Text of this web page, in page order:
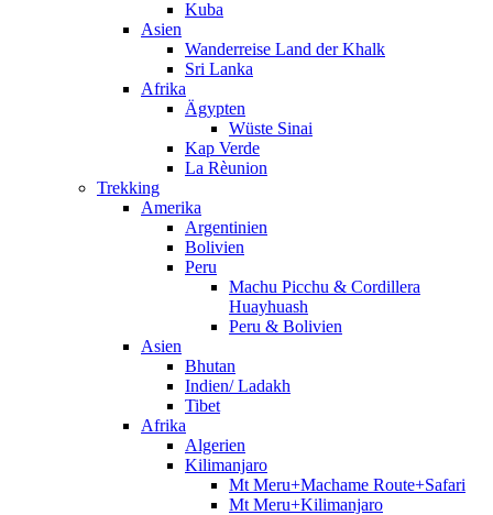
Kuba
Asien
Wanderreise Land der Khalk
Sri Lanka
Afrika
Ägypten
Wüste Sinai
Kap Verde
La Rèunion
Trekking
Amerika
Argentinien
Bolivien
Peru
Machu Picchu & Cordillera
Huayhuash
Peru & Bolivien
Asien
Bhutan
Indien/ Ladakh
Tibet
Afrika
Algerien
Kilimanjaro
Mt Meru+Machame Route+Safari
Mt Meru+Kilimanjaro